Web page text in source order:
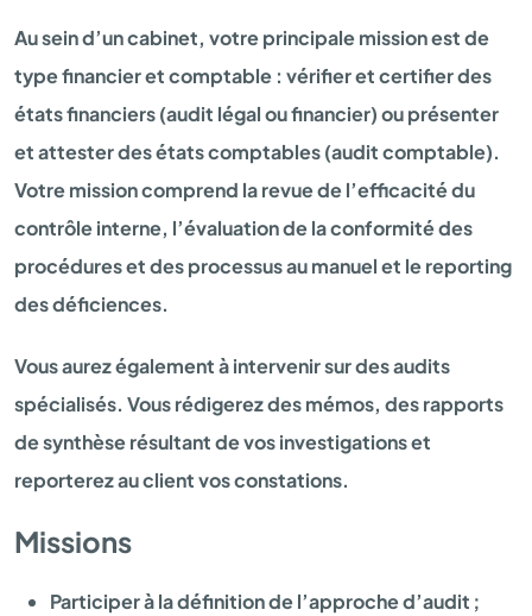
Au sein d’un cabinet, votre principale mission est de
type financier et comptable : vérifier et certifier des
états financiers (audit légal ou financier) ou présenter
et attester des états comptables (audit comptable).
Votre mission comprend la revue de l’efficacité du
contrôle interne, l’évaluation de la conformité des
procédures et des processus au manuel et le reporting
des déficiences.
Vous aurez également à intervenir sur des audits
spécialisés. Vous rédigerez des mémos, des rapports
de synthèse résultant de vos investigations et
reporterez au client vos constations.
Missions
Participer à la définition de l’approche d’audit ;